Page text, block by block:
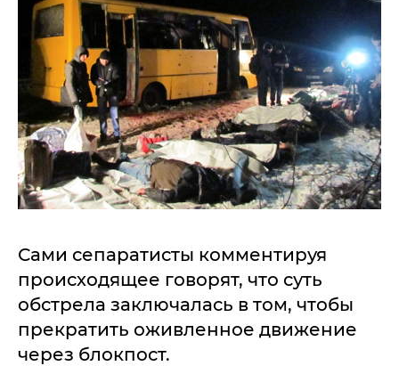
Сами сепаратисты комментируя
происходящее говорят, что суть
обстрела заключалась в том, чтобы
прекратить оживленное движение
через блокпост.